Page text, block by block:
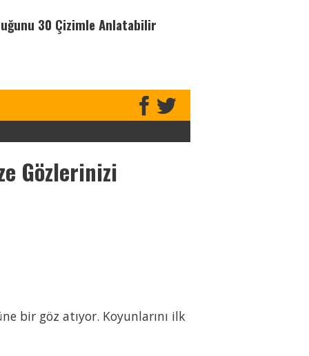
30 Çizimle Anlatabilir
Gözlerinizi
bir göz atıyor. Koyunlarını ilk